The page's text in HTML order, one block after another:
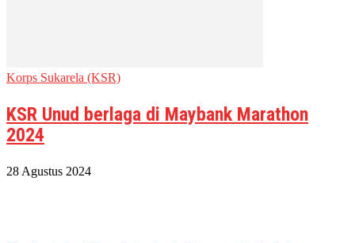
Korps Sukarela (KSR)
KSR Unud berlaga di Maybank Marathon
2024
28 Agustus 2024